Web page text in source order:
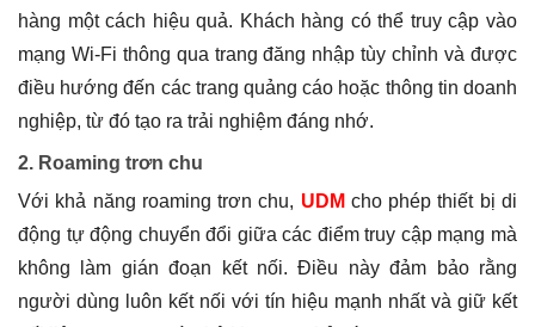
hàng một cách hiệu quả. Khách hàng có thể truy cập vào
mạng Wi-Fi thông qua trang đăng nhập tùy chỉnh và được
điều hướng đến các trang quảng cáo hoặc thông tin doanh
nghiệp, từ đó tạo ra trải nghiệm đáng nhớ.
2. Roaming trơn chu
Với khả năng roaming trơn chu, UDM cho phép thiết bị di
động tự động chuyển đổi giữa các điểm truy cập mạng mà
không làm gián đoạn kết nối. Điều này đảm bảo rằng
người dùng luôn kết nối với tín hiệu mạnh nhất và giữ kết